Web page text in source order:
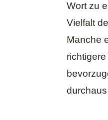
Wort zu
Vielfalt
Manche